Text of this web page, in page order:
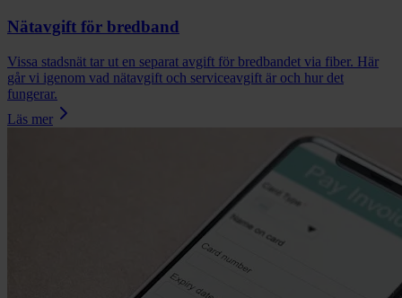
Nätavgift för bredband
Vissa stadsnät tar ut en separat avgift för bredbandet via fiber. Här
går vi igenom vad nätavgift och serviceavgift är och hur det
fungerar.
Läs mer